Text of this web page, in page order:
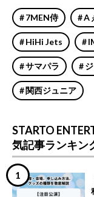
7MEN侍 A
HiHi Jets
サマパラ
関西ジュニア
STARTO
気記事ランキン